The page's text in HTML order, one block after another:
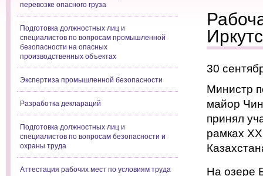
перевозке опасного груза
Подготовка должностных лиц и
специалистов по вопросам промышленной
безопасности на опасных
производственных объектах
Экспертиза промышленной безопасности
Разработка деклараций
Подготовка должностных лиц и
специалистов по вопросам безопасности и
охраны труда
Аттестация рабочих мест по условиям труда
30
Министр
майор
принял
рамках
На озере